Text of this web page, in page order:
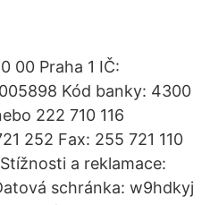
00 Praha 1 IČ:
Kód banky: 4300
222 710 116
252 Fax: 255 721 110
a reklamace:
schránka: w9hdkyj